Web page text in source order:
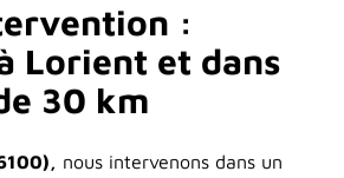
:
Lorient et dans
30 km
nous intervenons dans un